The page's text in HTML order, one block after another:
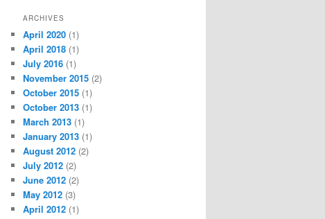
ARCHIVES
April 2020 (1)
April 2018 (1)
July 2016 (1)
November 2015 (2)
October 2015 (1)
October 2013 (1)
March 2013 (1)
January 2013 (1)
August 2012 (2)
July 2012 (2)
June 2012 (2)
May 2012 (3)
April 2012 (1)